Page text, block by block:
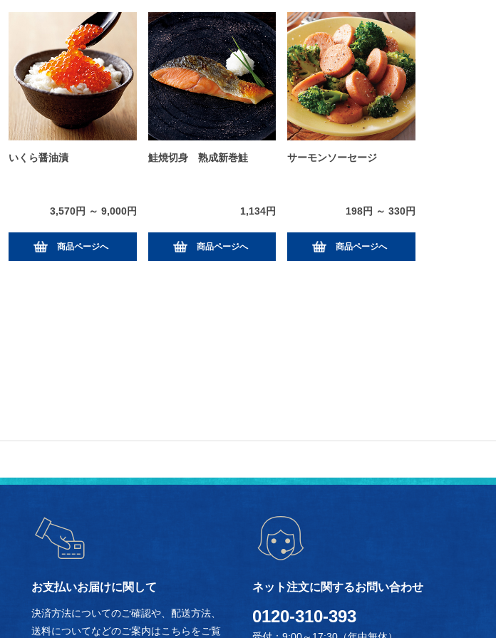
いくら醤油漬
3,570円 ～ 9,000円
商品ページへ
鮭焼切身 熟成新巻鮭
1,134円
商品ページへ
サーモンソーセージ
198円 ～ 330円
商品ページへ
お支払いお届けに関して
決済方法についてのご確認や、配送方法、
送料についてなどのご案内はこちらをご覧
ネット注文に関するお問い合わせ
0120-310-393